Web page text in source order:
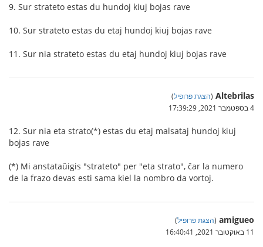
9. Sur strateto estas du hundoj kiuj bojas rave
10. Sur strateto estas du etaj hundoj kiuj bojas rave
11. Sur nia strateto estas du etaj hundoj kiuj bojas rave
Altebrilas
(הצגת פרופיל)
4 בספטמבר 2021, 17:39:29
12. Sur nia eta strato(*) estas du etaj malsataj hundoj kiuj
bojas rave
(*) Mi anstataŭigis "strateto" per "eta strato", ĉar la numero
de la frazo devas esti sama kiel la nombro da vortoj.
amigueo
(הצגת פרופיל)
11 באוקטובר 2021, 16:40:41